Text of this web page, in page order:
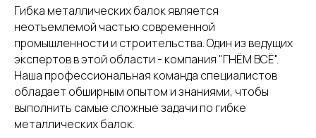
Гибка металлических балок является
неотъемлемой частью современной
промышленности и строительства. Один из ведущих
экспертов в этой области - компания "ГНЁМ ВСЁ".
Наша профессиональная команда специалистов
обладает обширным опытом и знаниями, чтобы
выполнить самые сложные задачи по гибке
металлических балок.
По вопросам вальцовки обечаек
Адрес
Телефон
- Валерия
- Денис
196084, г. СПБ,ул. Киевская, 32
литера Б.
+7(964)321-23-21
+7(967)973-21-23